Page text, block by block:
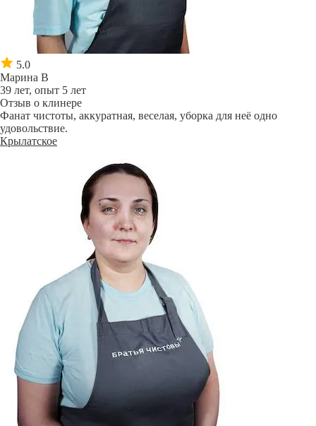
5.0
Марина В
39 лет, опыт 5 лет
Отзыв о клинере
Фанат чистоты, аккуратная, веселая, уборка для неё одно
удовольствие.
Крылатское